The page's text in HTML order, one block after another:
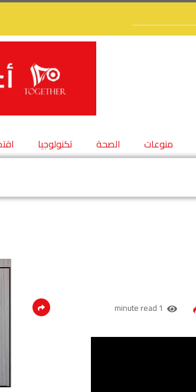
منوعات الصحة تكنولوجيا
1 minute read